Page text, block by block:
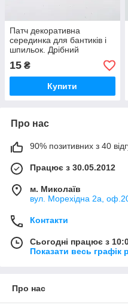
Патч декоративна
серединка для бантиків і
шпильок. Дрібний
новорічний декор
"Ялинка", набір 2 шт.
15 ₴
Купити
Про нас
90% позитивних з 40
Працює з 30.05.2012
м. Миколаїв
вул. Морехідна 2а,
Контакти
Сьогодні працює з
Показати весь графік
Про нас